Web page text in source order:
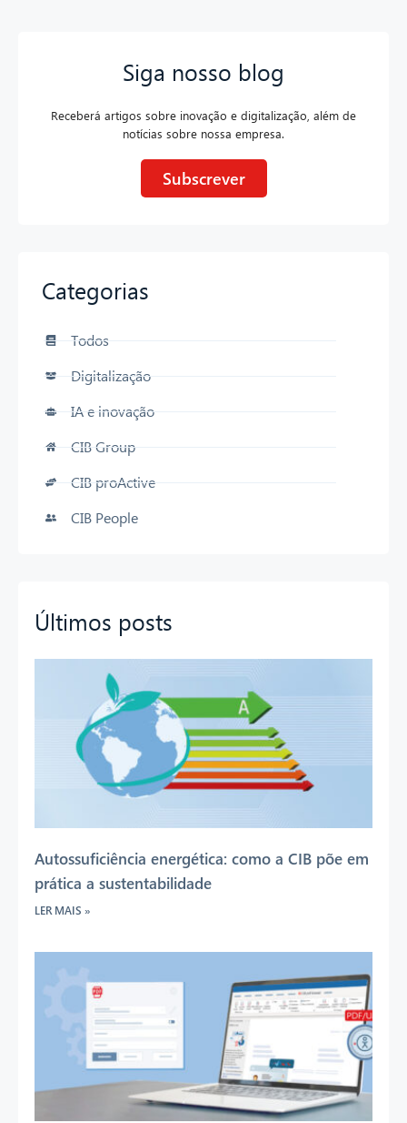
Siga nosso blog
Receberá artigos sobre inovação e digitalização, além de
notícias sobre nossa empresa.
Subscrever
Categorias
Todos
Digitalização
IA e inovação
CIB Group
CIB proActive
CIB People
Últimos posts
Autossuficiência energética: como a CIB põe em
prática a sustentabilidade
LER MAIS »